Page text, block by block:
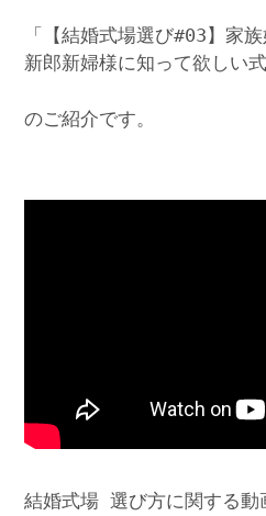
「【結婚式場選び#03】家
新郎新婦様に知って欲しい
のご紹介です。
結婚式場 選び方に関する動